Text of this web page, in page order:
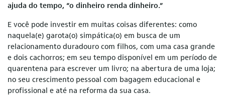
ajuda do tempo, “o dinheiro renda dinheiro.”
E você pode investir em muitas coisas diferentes: como
naquela(e) garota(o) simpática(o) em busca de um
relacionamento duradouro com filhos, com uma casa grande
e dois cachorros; em seu tempo disponível em um período de
quarentena para escrever um livro; na abertura de uma loja;
no seu crescimento pessoal com bagagem educacional e
profissional e até na reforma da sua casa.